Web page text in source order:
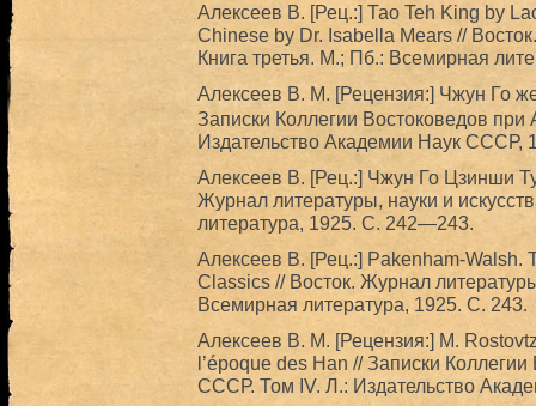
Алексеев В. [Рец.:] Тао Teh King by
Chinese by Dr. Isabella Mears //
Книга третья. М.; Пб.: Всемирная
Алексеев В. М. [Рецензия:] Чжун Го
Записки Коллегии Востоковедов
Издательство Академии Наук СССР,
Алексеев В. [Рец.:] Чжун Го Цзинши
Журнал литературы, науки и
литература, 1925. С. 242—243.
Алексеев В. [Рец.:] Pakenham-Walsh.
Classics // Восток. Журнал
Всемирная литература, 1925. С. 243.
Алексеев В. М. [Рецензия:] M.
l’époque des Han // Записки
СССР. Том IV. Л.: Издательство